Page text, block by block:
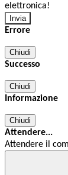
elettronica!
Errore
Chiudi
Successo
Chiudi
Informazione
Chiudi
Attendere...
Attendere il